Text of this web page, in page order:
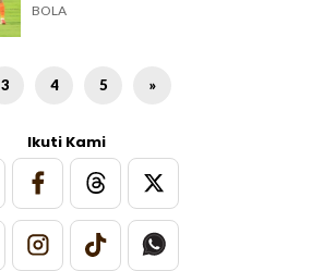
BOLA
3 4 5 »
Ikuti Kami